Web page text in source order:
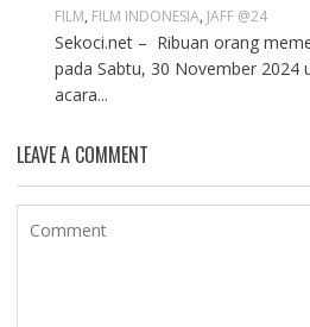
FILM, FILM INDONESIA, JAFF @24
Sekoci.net – Ribuan orang
pada Sabtu, 30 November 2024
acara...
LEAVE A COMMENT